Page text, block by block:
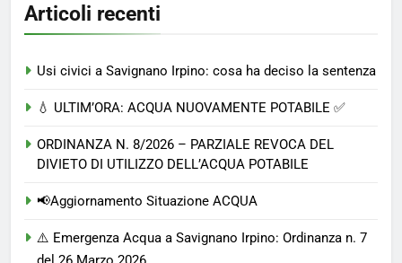
Articoli recenti
Usi civici a Savignano Irpino: cosa ha deciso la sentenza
💧 ULTIM’ORA: ACQUA NUOVAMENTE POTABILE ✅
ORDINANZA N. 8/2026 – PARZIALE REVOCA DEL
DIVIETO DI UTILIZZO DELL’ACQUA POTABILE
📢Aggiornamento Situazione ACQUA
⚠️ Emergenza Acqua a Savignano Irpino: Ordinanza n. 7